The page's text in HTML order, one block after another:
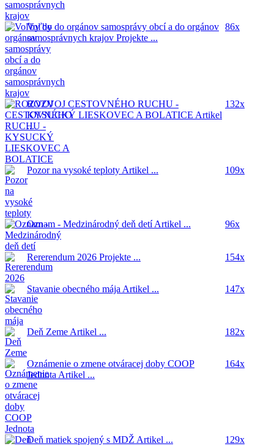
Voľby do orgánov samosprávy obcí a do orgánov
samosprávnych krajov Projekte ...
86x
ROZVOJ CESTOVNÉHO RUCHU -
KYSUCKÝ LIESKOVEC A BOLATICE Artikel
...
132x
Pozor na vysoké teploty Artikel ... 109x
Oznam - Medzinárodný deň detíArtikel ... 96x
Rererendum 2026 Projekte ... 154x
Stavanie obecného mája Artikel ... 147x
Deň Zeme Artikel ... 182x
Oznámenie o zmene otváracej doby COOP
Jednota Artikel ...
164x
Deň matiek spojený s MDŽ Artikel ... 129x